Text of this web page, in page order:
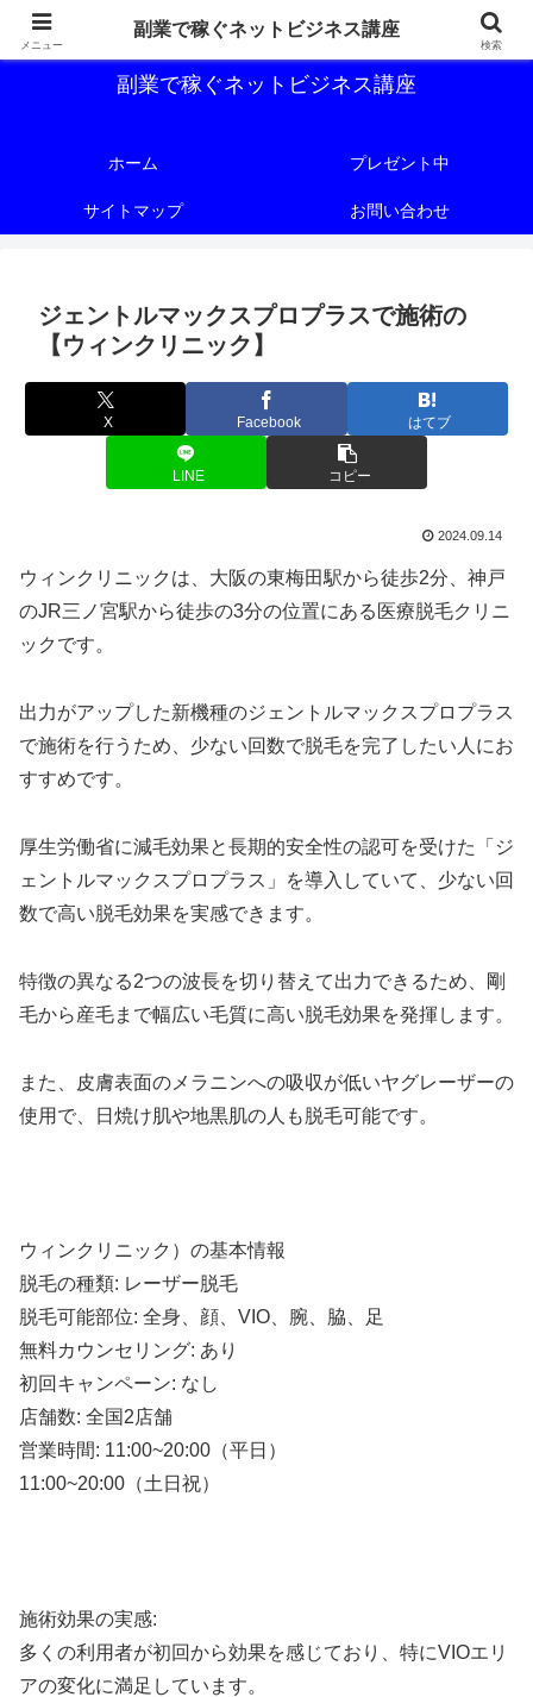
副業で稼ぐためのネットビジネス講座を公開しております。
副業で稼ぐネットビジネス講座
ホーム プレゼント中
サイトマップ お問い合わせ
ジェントルマックスプロプラスで施術の
【ウィンクリニック】
X Facebook はてブ
LINE コピー
2024.09.14
ウィンクリニックは、大阪の東梅田駅から徒歩2分、神戸
のJR三ノ宮駅から徒歩の3分の位置にある医療脱毛クリニ
ックです。
出力がアップした新機種のジェントルマックスプロプラス
で施術を行うため、少ない回数で脱毛を完了したい人にお
すすめです。
厚生労働省に減毛効果と長期的安全性の認可を受けた「ジ
ェントルマックスプロプラス」を導入していて、少ない回
数で高い脱毛効果を実感できます。
特徴の異なる2つの波長を切り替えて出力できるため、剛
毛から産毛まで幅広い毛質に高い脱毛効果を発揮します。
また、皮膚表面のメラニンへの吸収が低いヤグレーザーの
使用で、日焼け肌や地黒肌の人も脱毛可能です。
ウィンクリニック）の基本情報
脱毛の種類: レーザー脱毛
脱毛可能部位: 全身、顔、VIO、腕、脇、足
無料カウンセリング: あり
初回キャンペーン: なし
店舗数: 全国2店舗
営業時間: 11:00~20:00（平日）
11:00~20:00（土日祝）
施術効果の実感:
多くの利用者が初回から効果を感じており、特にVIOエリ
アの変化に満足しています。
メニュー
副業で稼ぐネットビジネス講座
検索